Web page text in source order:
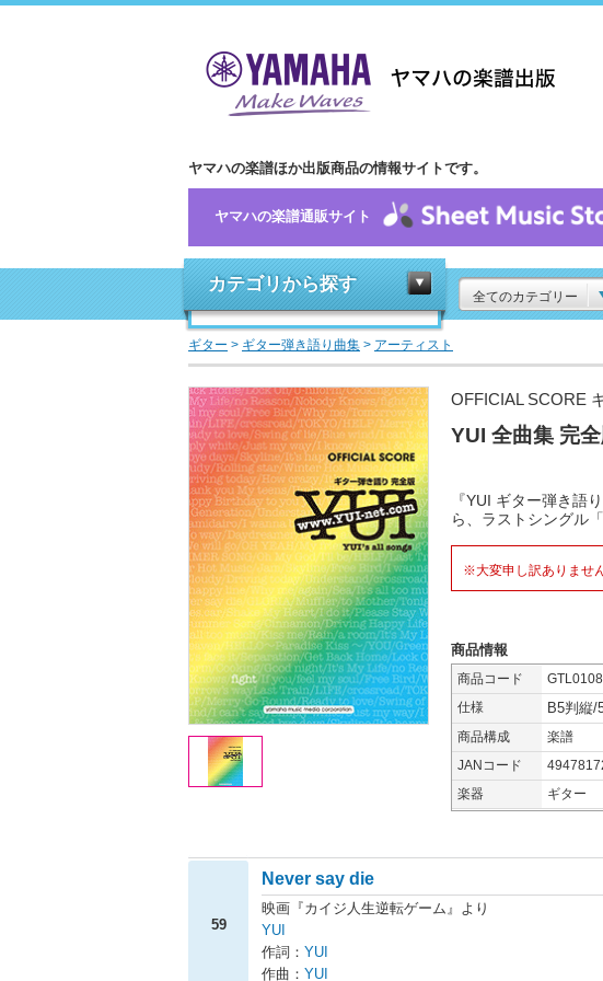
ヤマハの楽譜ほか出版商品の情報サイトです。
ヤマハの楽譜通販サイト
カテゴリから探す
全てのカテゴリー
ギター > ギター弾き語り曲集 > アーティスト
OFFICIAL SCORE
YUI 全曲集 完
『YUI ギター弾き語
ら、ラストシングル
※大変申し訳ありませ
商品情報
商品コード
仕様
B5判縦/
商品構成
楽譜
JANコード
楽器
ギター
59
Never say die
映画『カイジ人生逆転ゲーム』より
YUI
作詞： YUI
作曲： YUI